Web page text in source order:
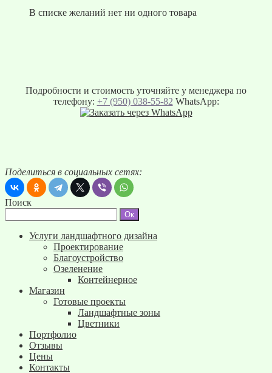
В списке желаний нет ни одного товара
Подробности и стоимость уточняйте у менеджера по
телефону: +7 (950) 038-55-82 WhatsApp:
Поделиться в социальных сетях:
Поиск
Услуги ландшафтного дизайна
Проектирование
Благоустройство
Озеленение
Контейнерное
Магазин
Готовые проекты
Ландшафтные зоны
Цветники
Портфолио
Отзывы
Цены
Контакты